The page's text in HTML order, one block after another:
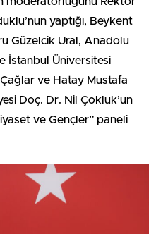
yaptığı, Beykent
Güzelcik Ural, Anadolu
İstanbul Üniversitesi
ve Hatay Mustafa
Doç. Dr. Nil Çokluk’un
ve Gençler” paneli